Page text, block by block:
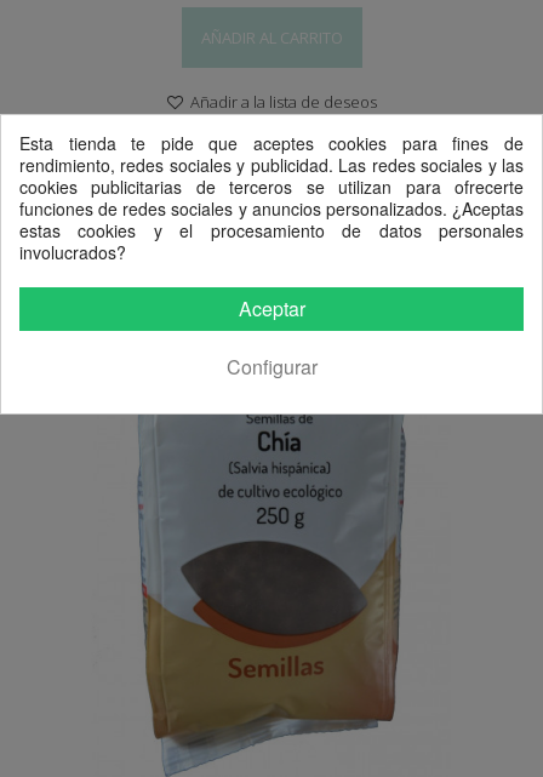
AÑADIR AL CARRITO
Añadir a la lista de deseos
AGOTADO
Esta tienda te pide que aceptes cookies para fines de
rendimiento, redes sociales y publicidad. Las redes sociales y las
cookies publicitarias de terceros se utilizan para ofrecerte
funciones de redes sociales y anuncios personalizados. ¿Aceptas
estas cookies y el procesamiento de datos personales
involucrados?
Aceptar
Configurar